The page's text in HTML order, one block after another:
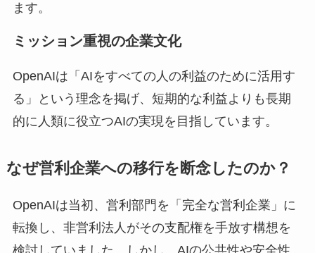
ます。
ミッション重視の企業文化
OpenAIは「AIをすべての人の利益のために活用す
る」という理念を掲げ、短期的な利益よりも長期
的に人類に役立つAIの実現を目指しています。
なぜ営利企業への移行を断念したのか？
OpenAIは当初、営利部門を「完全な営利企業」に
転換し、非営利法人がその支配権を手放す構想を